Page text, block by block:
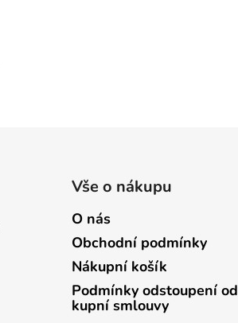
Vše o nákupu
O nás
Obchodní podmínky
Nákupní košík
Podmínky odstoupení od
kupní smlouvy